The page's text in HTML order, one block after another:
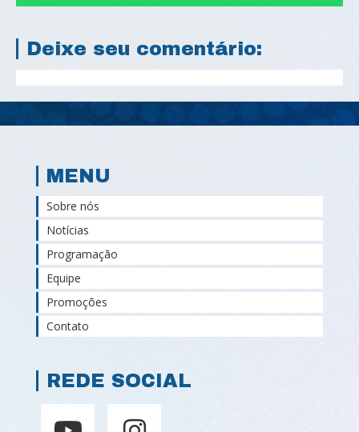
Deixe seu comentário:
MENU
Sobre nós
Notícias
Programação
Equipe
Promoções
Contato
REDE SOCIAL